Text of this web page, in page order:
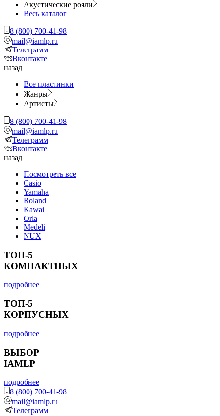
Акустические рояли
Весь каталог
8 (800) 700-41-98
mail@iamlp.ru
Телеграмм
Вконтакте
назад
Все пластинки
Жанры
Артисты
8 (800) 700-41-98
mail@iamlp.ru
Телеграмм
Вконтакте
назад
Посмотреть все
Casio
Yamaha
Roland
Kawai
Orla
Medeli
NUX
ТОП-5
КОМПАКТНЫХ
подробнее
ТОП-5
КОРПУСНЫХ
подробнее
ВЫБОР
IAMLP
подробнее
8 (800) 700-41-98
mail@iamlp.ru
Телеграмм